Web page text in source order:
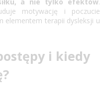
motywację i poczucie
elementem terapii dysleksji u
i kiedy